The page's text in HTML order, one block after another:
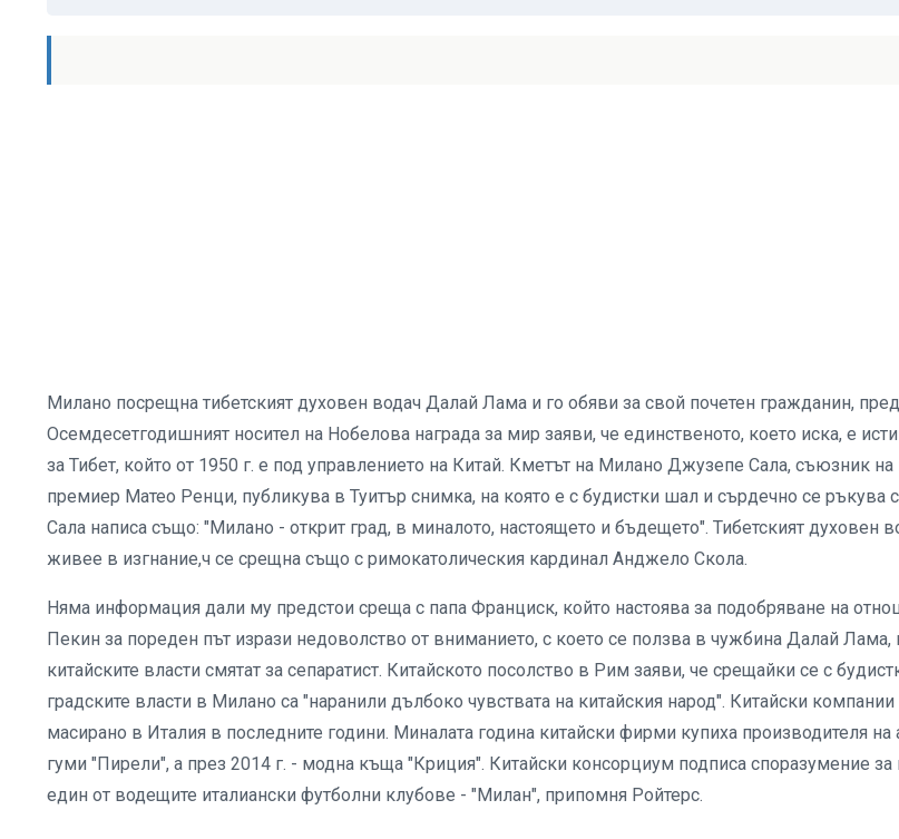
Милано посрещна тибетският духовен водач Далай Лама и го обяви за свой почетен гражданин,
Осемдесетгодишният носител на Нобелова награда за мир заяви, че единственото, което иска, е
за Тибет, който от 1950 г. е под управлението на Китай. Кметът на Милано Джузепе Сала, съюзник на
премиер Матео Ренци, публикува в Туитър снимка, на която е с будистки шал и сърдечно се ръкува
Сала написа също: "Милано - открит град, в миналото, настоящето и бъдещето". Тибетският духовен
живее в изгнание,ч се срещна също с римокатолическия кардинал Анджело Скола.
Няма информация дали му предстои среща с папа Франциск, който настоява за подобряване на
Пекин за пореден път изрази недоволство от вниманието, с което се ползва в чужбина Далай Лама,
китайските власти смятат за сепаратист. Китайското посолство в Рим заяви, че срещайки се с
градските власти в Милано са "наранили дълбоко чувствата на китайския народ". Китайски компании
масирано в Италия в последните години. Миналата година китайски фирми купиха производителя
гуми "Пирели", а през 2014 г. - модна къща "Криция". Китайски консорциум подписа споразумение
един от водещите италиански футболни клубове - "Милан", припомня Ройтерс.